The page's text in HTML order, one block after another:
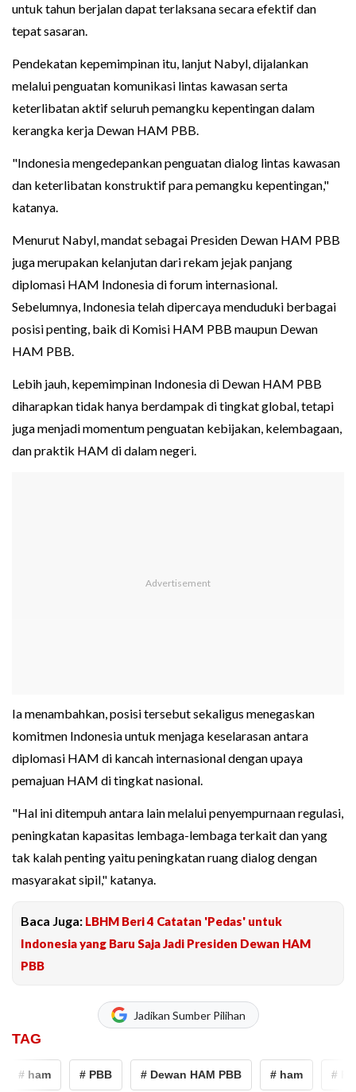
untuk tahun berjalan dapat terlaksana secara efektif dan
tepat sasaran.
Pendekatan kepemimpinan itu, lanjut Nabyl, dijalankan
melalui penguatan komunikasi lintas kawasan serta
keterlibatan aktif seluruh pemangku kepentingan dalam
kerangka kerja Dewan HAM PBB.
"Indonesia mengedepankan penguatan dialog lintas kawasan
dan keterlibatan konstruktif para pemangku kepentingan,"
katanya.
Menurut Nabyl, mandat sebagai Presiden Dewan HAM PBB
juga merupakan kelanjutan dari rekam jejak panjang
diplomasi HAM Indonesia di forum internasional.
Sebelumnya, Indonesia telah dipercaya menduduki berbagai
posisi penting, baik di Komisi HAM PBB maupun Dewan
HAM PBB.
Lebih jauh, kepemimpinan Indonesia di Dewan HAM PBB
diharapkan tidak hanya berdampak di tingkat global, tetapi
juga menjadi momentum penguatan kebijakan, kelembagaan,
dan praktik HAM di dalam negeri.
Ia menambahkan, posisi tersebut sekaligus menegaskan
komitmen Indonesia untuk menjaga keselarasan antara
diplomasi HAM di kancah internasional dengan upaya
pemajuan HAM di tingkat nasional.
"Hal ini ditempuh antara lain melalui penyempurnaan regulasi,
peningkatan kapasitas lembaga-lembaga terkait dan yang
tak kalah penting yaitu peningkatan ruang dialog dengan
masyarakat sipil," katanya.
Baca Juga: LBHM Beri 4 Catatan 'Pedas' untuk
Indonesia yang Baru Saja Jadi Presiden Dewan HAM
PBB
Jadikan Sumber Pilihan
TAG
# ham # PBB # Dewan HAM PBB # ham # PBB